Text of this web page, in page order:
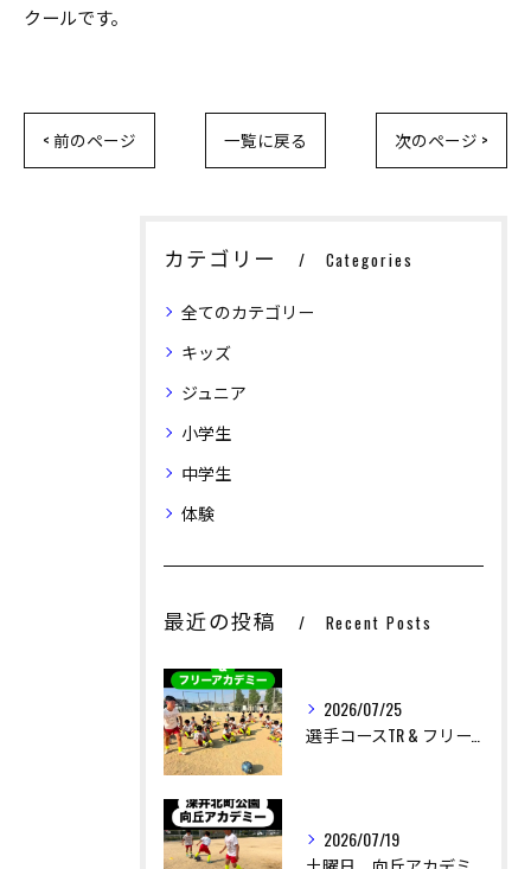
クールです。
< 前のページ 一覧に戻る 次のページ >
カテゴリー Categories
全てのカテゴリー
キッズ
ジュニア
小学生
中学生
体験
最近の投稿 Recent Posts
2026/07/25
2026/07/19